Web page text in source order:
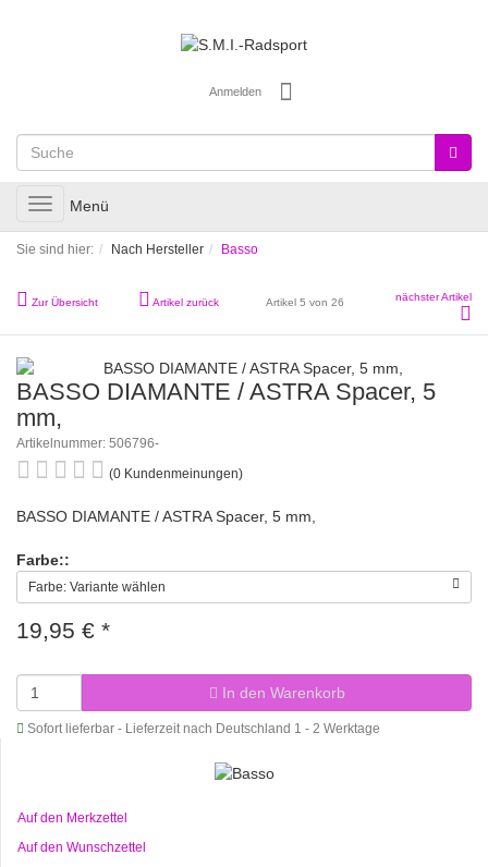
Anmelden
Toggle
navigation
Menü
Sie sind hier: Nach Hersteller Basso
Zur Übersicht Artikel zurück Artikel 5 von 26 nächster Artikel
BASSO DIAMANTE / ASTRA Spacer, 5
mm,
Artikelnummer: 506796-
(0 Kundenmeinungen)
BASSO DIAMANTE / ASTRA Spacer, 5 mm,
Farbe::
Farbe: Variante wählen
19,95 € *
In den Warenkorb
Sofort lieferbar - Lieferzeit nach Deutschland 1 - 2 Werktage
Auf den Merkzettel
Auf den Wunschzettel